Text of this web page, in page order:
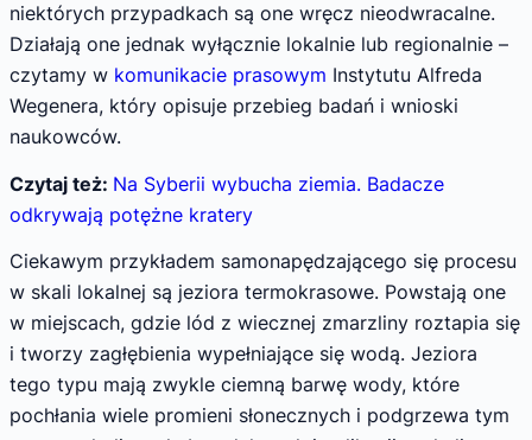
niektórych przypadkach są one wręcz nieodwracalne.
Działają one jednak wyłącznie lokalnie lub regionalnie –
czytamy w komunikacie prasowym Instytutu Alfreda
Wegenera, który opisuje przebieg badań i wnioski
naukowców.
Czytaj też: Na Syberii wybucha ziemia. Badacze
odkrywają potężne kratery
Ciekawym przykładem samonapędzającego się procesu
w skali lokalnej są jeziora termokrasowe. Powstają one
w miejscach, gdzie lód z wiecznej zmarzliny roztapia się
i tworzy zagłębienia wypełniające się wodą. Jeziora
tego typu mają zwykle ciemną barwę wody, które
pochłania wiele promieni słonecznych i podgrzewa tym